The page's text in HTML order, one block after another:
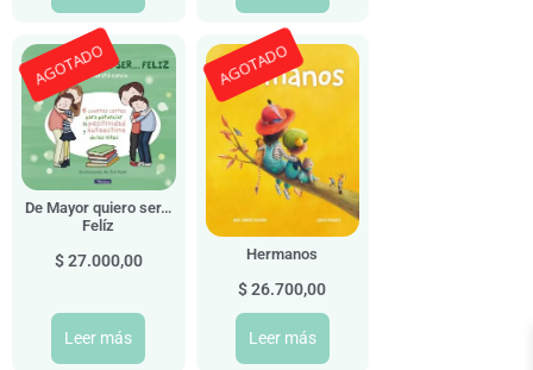
AGOTADO
De Mayor quiero ser…
Felíz
$27.000,00
Leer más
AGOTADO
Hermanos
$26.700,00
Leer más